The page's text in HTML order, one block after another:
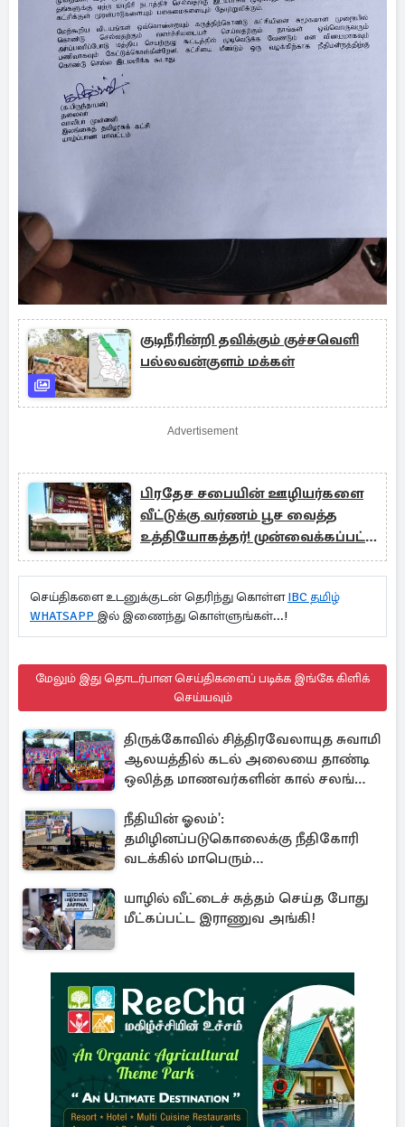
குடிநீரின்றி தவிக்கும் குச்சவெளி
பல்லவன்குளம் மக்கள்
Advertisement
பிரதேச சபையின் ஊழியர்களை
வீட்டுக்கு வர்ணம் பூச வைத்த
உத்தியோகத்தர்! முன்வைக்கப்பட்ட
குற்றச்சாட்டு
செய்திகளை உடனுக்குடன் தெரிந்து கொள்ளIBC தமிழ்
WHATSAPP இல் இணைந்து கொள்ளுங்கள்...!
மேலும் இது தொடர்பான செய்திகளைப் படிக்க இங்கே கிளிக்
செய்யவும்
திருக்கோவில் சித்திரவேலாயுத சுவாமி
ஆலயத்தில் கடல் அலையை தாண்டி
ஒலித்த மாணவர்களின் கால் சலங்கை
நீதியின் ஓலம்':
தமிழினப்படுகொலைக்கு நீதிகோரி
வடக்கில் மாபெரும்
யாழில் வீட்டைச் சுத்தம் செய்த போது
மீட்கப்பட்ட இராணுவ அங்கி!